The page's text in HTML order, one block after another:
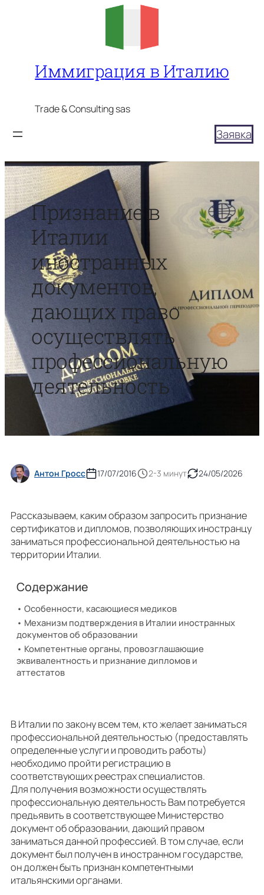
Иммиграция в Италию
Trade & Consulting sas
Заявка
Признание в
Италии
иностранных
документов,
дающих право
осуществлять
профессиональную
деятельность
Антон Гросс 17/07/2016 2-3 минут 24/05/2026
Рассказываем, каким образом запросить признание
сертификатов и дипломов, позволяющих иностранцу
заниматься профессиональной деятельностью на
территории Италии.
Содержание
Особенности, касающиеся медиков
Механизм подтверждения в Италии иностранных
документов об образовании
Компетентные органы, провозглашающие
эквивалентность и признание дипломов и
аттестатов
В Италии по закону всем тем, кто желает заниматься
профессиональной деятельностью (предоставлять
определенные услуги и проводить работы)
необходимо пройти регистрацию в
соответствующих реестрах специалистов.
Для получения возможности осуществлять
профессиональную деятельность Вам потребуется
предьявить в соответствующее Министерство
документ об образовании, дающий правом
заниматься данной профессией. В том случае, если
документ был получен в иностранном государстве,
он должен быть признан компетентными
итальянскими органами.